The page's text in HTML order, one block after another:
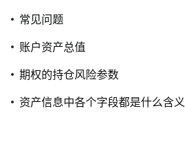
常见问题
账户资产总值
期权的持仓风险参数
资产信息中各个字段都是什么含义